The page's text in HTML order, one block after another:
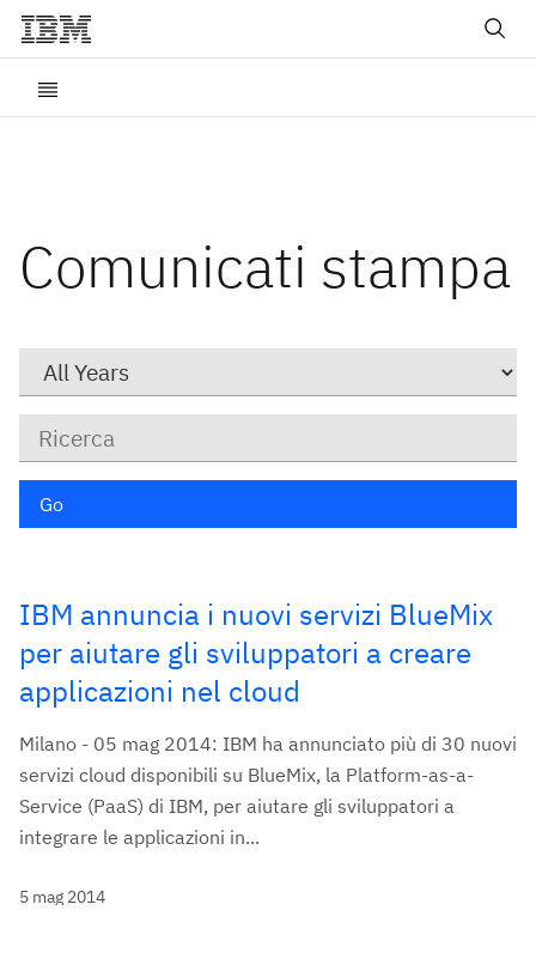
Comunicati stampa
chiave
Go
IBM annuncia i nuovi servizi BlueMix
per aiutare gli sviluppatori a creare
applicazioni nel cloud
Milano - 05 mag 2014: IBM ha annunciato più di 30 nuovi
servizi cloud disponibili su BlueMix, la Platform-as-a-
Service (PaaS) di IBM, per aiutare gli sviluppatori a
integrare le applicazioni in...
5 mag 2014